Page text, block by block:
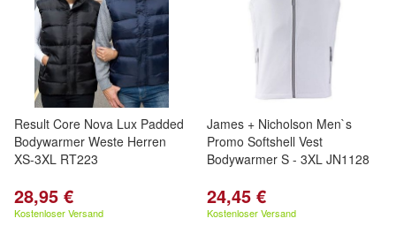
Result Core Nova Lux Padded
Bodywarmer Weste Herren
XS-3XL RT223
28,95 €
Kostenloser Versand
James + Nicholson Men`s
Promo Softshell Vest
Bodywarmer S - 3XL JN1128
24,45 €
Kostenloser Versand